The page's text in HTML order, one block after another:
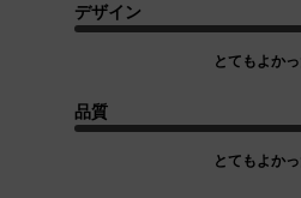
デザイン
とてもよか
品質
とてもよか